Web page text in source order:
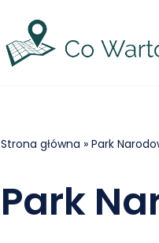
Strona główna » Park
Park